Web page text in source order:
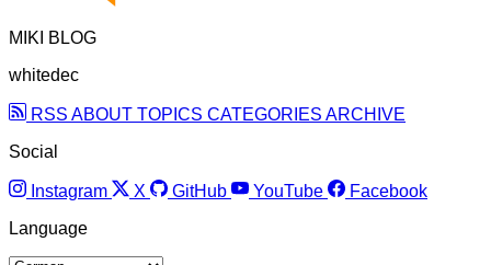
MIKI BLOG
whitedec
RSS ABOUT TOPICS CATEGORIES ARCHIVE
Social
Instagram X GitHub YouTube
Facebook
Language